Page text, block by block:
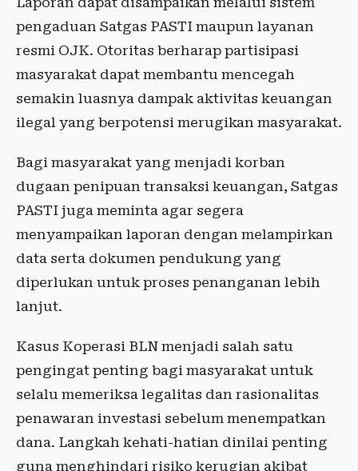
pengaduan Satgas PASTI maupun layanan
resmi OJK. Otoritas berharap partisipasi
masyarakat dapat membantu mencegah
semakin luasnya dampak aktivitas keuangan
ilegal yang berpotensi merugikan masyarakat.
Bagi masyarakat yang menjadi korban
dugaan penipuan transaksi keuangan, Satgas
PASTI juga meminta agar segera
menyampaikan laporan dengan melampirkan
data serta dokumen pendukung yang
diperlukan untuk proses penanganan lebih
lanjut.
Kasus Koperasi BLN menjadi salah satu
pengingat penting bagi masyarakat untuk
selalu memeriksa legalitas dan rasionalitas
penawaran investasi sebelum menempatkan
dana. Langkah kehati-hatian dinilai penting
guna menghindari risiko kerugian akibat